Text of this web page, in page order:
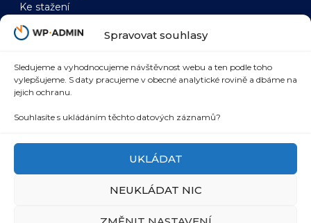
Spravovat souhlasy
Sledujeme a vyhodnocujeme návštěvnost webu a ten podle toho
vylepšujeme. S daty pracujeme v obecné analytické rovině a dbáme na
jejich ochranu.
Souhlasíte s ukládáním těchto datových záznamů?
UKLÁDAT
NEUKLÁDAT NIC
Ke stažení
Zrychlení WordPressu
WordPress a SEO
WordPress
bezpečnost
Zrychlení
WooCommerce a AI
WooCommerce a
WooCommerce a
© 2026 WP-admin.cz